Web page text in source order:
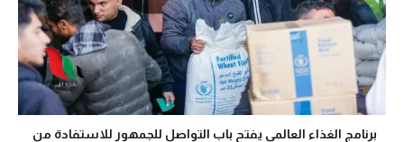
برنامج الغذاء العالمي يفتح باب التواصل للجمهور للاستفادة من